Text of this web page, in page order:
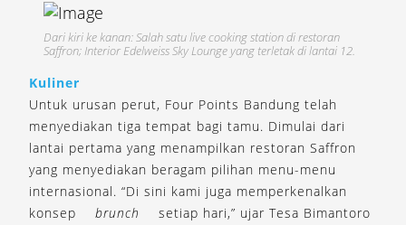
Dari kiri ke kanan: Salah satu live cooking station di restoran
Saffron; Interior Edelweiss Sky Lounge yang terletak di lantai 12.
Kuliner
Untuk urusan perut, Four Points Bandung telah
menyediakan tiga tempat bagi tamu. Dimulai dari
lantai pertama yang menampilkan restoran Saffron
yang menyediakan beragam pilihan menu-menu
internasional. “Di sini kami juga memperkenalkan
konsep
brunch
setiap hari,” ujar Tesa Bimantoro